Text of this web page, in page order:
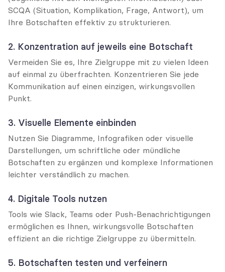
SCQA (Situation, Komplikation, Frage, Antwort), um
Ihre Botschaften effektiv zu strukturieren.
2. Konzentration auf jeweils eine Botschaft
Vermeiden Sie es, Ihre Zielgruppe mit zu vielen Ideen
auf einmal zu überfrachten. Konzentrieren Sie jede
Kommunikation auf einen einzigen, wirkungsvollen
Punkt.
3. Visuelle Elemente einbinden
Nutzen Sie Diagramme, Infografiken oder visuelle
Darstellungen, um schriftliche oder mündliche
Botschaften zu ergänzen und komplexe Informationen
leichter verständlich zu machen.
4. Digitale Tools nutzen
Tools wie Slack, Teams oder Push-Benachrichtigungen
ermöglichen es Ihnen, wirkungsvolle Botschaften
effizient an die richtige Zielgruppe zu übermitteln.
5. Botschaften testen und verfeinern